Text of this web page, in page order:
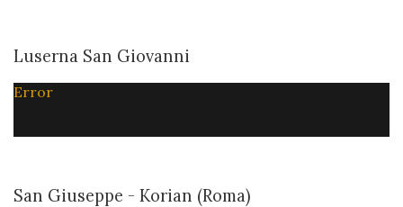
Luserna San Giovanni
Error
San Giuseppe - Korian (Roma)